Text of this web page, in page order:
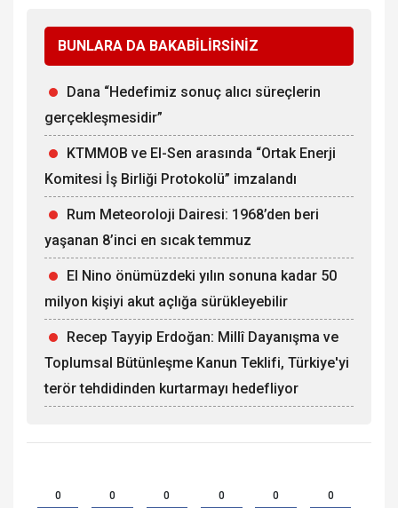
BUNLARA DA BAKABİLİRSİNİZ
Dana “Hedefimiz sonuç alıcı süreçlerin
gerçekleşmesidir”
KTMMOB ve El-Sen arasında “Ortak Enerji
Komitesi İş Birliği Protokolü” imzalandı
Rum Meteoroloji Dairesi: 1968’den beri
yaşanan 8’inci en sıcak temmuz
El Nino önümüzdeki yılın sonuna kadar 50
milyon kişiyi akut açlığa sürükleyebilir
Recep Tayyip Erdoğan: Millî Dayanışma ve
Toplumsal Bütünleşme Kanun Teklifi, Türkiye'yi
terör tehdidinden kurtarmayı hedefliyor
0 0 0 0 0 0